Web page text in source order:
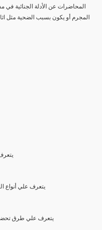
المحاضرات عن الأدلة الجنائية في
المجرم أو يكون بسبب الضحية مثل
(2)
(3) يتعرف علي
(4) يتعرف علي طرق